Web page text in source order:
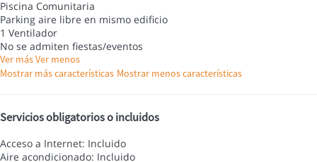
Piscina Comunitaria
Parking aire libre en mismo edificio
1 Ventilador
No se admiten fiestas/eventos
Ver másVer menos
Mostrar más características Mostrar menos características
Servicios obligatorios o incluidos
Acceso a Internet: Incluido
Aire acondicionado: Incluido